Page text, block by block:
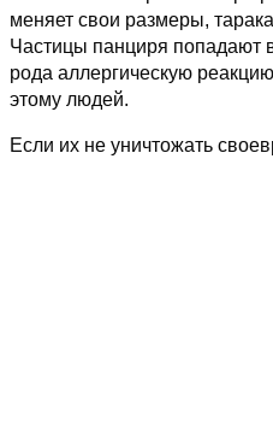
меняет свои размеры,
Частицы панциря попадают
рода аллергическую
этому людей.
Если их не уничтожать